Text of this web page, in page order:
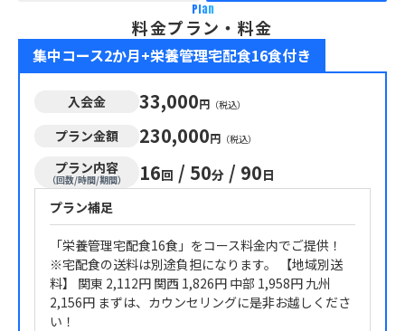
Plan
料金プラン・料金
集中コース2か月+栄養管理宅配食16食付き
入会金 33,000円 （税込）
プラン金額 230,000円 （税込）
プラン内容
（回数/時間/期間） 16回 / 50分 / 90日
プラン補足
「栄養管理宅配食16食」をコース料金内でご提供！
※宅配食の送料は別途負担になります。 【地域別送
料】 関東 2,112円 関西 1,826円 中部 1,958円 九州
2,156円 まずは、カウンセリングに是非お越しくださ
い！